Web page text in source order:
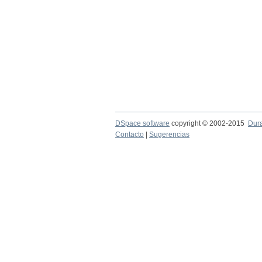
DSpace software copyright © 2002-2015
Contacto
Sugerencias